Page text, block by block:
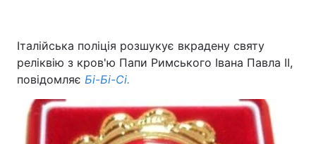
Україна Політика
Італійська поліція розшукує вкрадену святу
реліквію з кров'ю Папи Римського Івана Павла ІІ,
повідомляє Бі-Бі-Сі.